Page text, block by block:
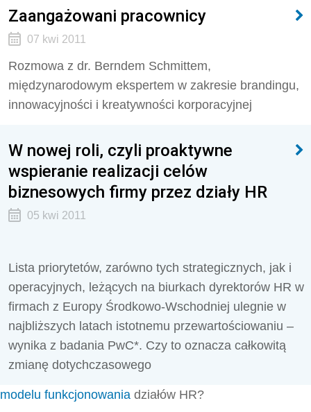
Zaangażowani pracownicy
07 kwi 2011
Rozmowa z dr. Berndem Schmittem,
międzynarodowym ekspertem w zakresie brandingu,
innowacyjności i kreatywności korporacyjnej
W nowej roli, czyli proaktywne
wspieranie realizacji celów
biznesowych firmy przez działy HR
05 kwi 2011
Lista priorytetów, zarówno tych strategicznych, jak i
operacyjnych, leżących na biurkach dyrektorów HR w
firmach z Europy Środkowo-Wschodniej ulegnie w
najbliższych latach istotnemu przewartościowaniu –
wynika z badania PwC*. Czy to oznacza całkowitą
zmianę dotychczasowego
modelu funkcjonowania działów HR?